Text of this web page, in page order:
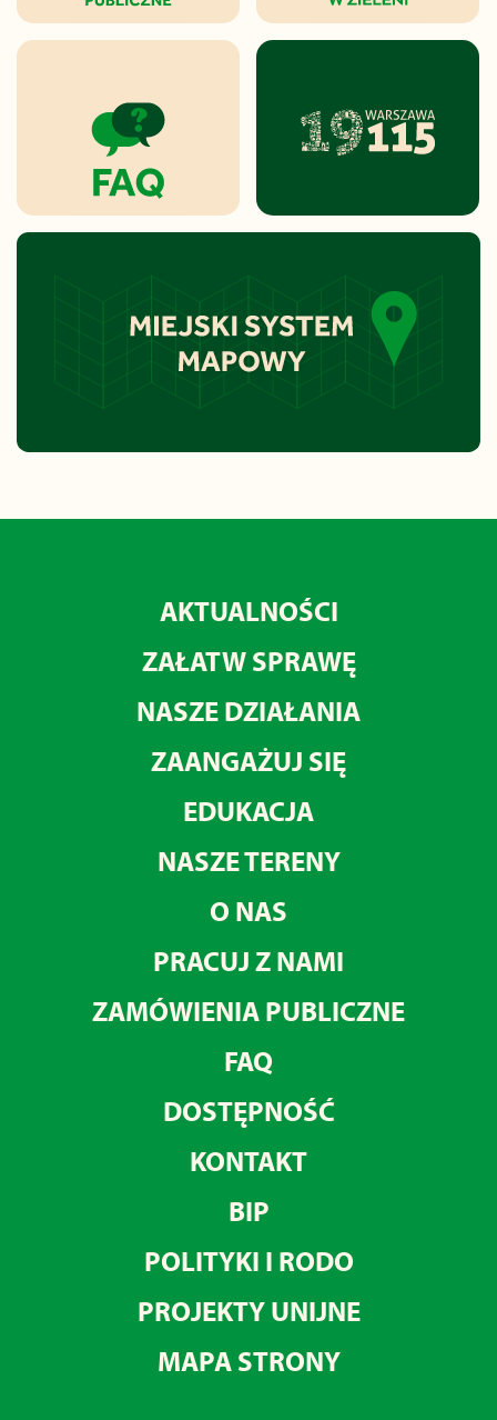
AKTUALNOŚCI
ZAŁATW SPRAWĘ
NASZE DZIAŁANIA
ZAANGAŻUJ SIĘ
EDUKACJA
NASZE TERENY
O NAS
PRACUJ Z NAMI
ZAMÓWIENIA PUBLICZNE
FAQ
DOSTĘPNOŚĆ
KONTAKT
BIP
POLITYKI I RODO
PROJEKTY UNIJNE
MAPA STRONY